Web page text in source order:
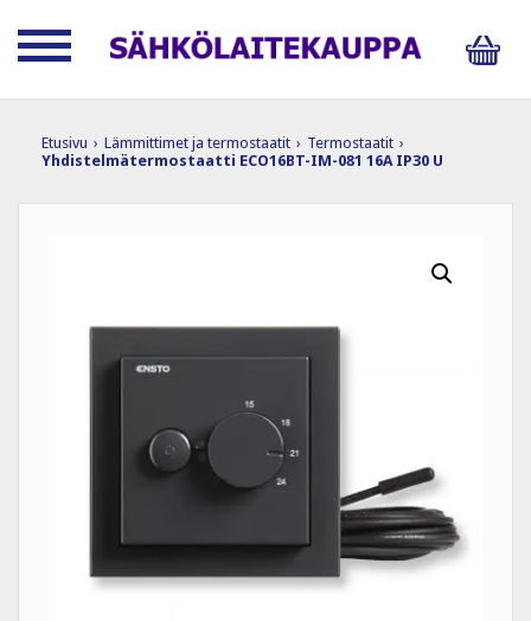
Etusivu › Lämmittimet ja termostaatit › Termostaatit ›
Yhdistelmätermostaatti ECO16BT-IM-081 16A IP30 U